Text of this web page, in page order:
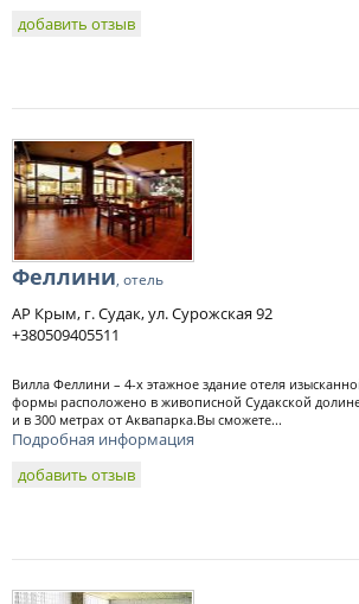
добавить отзыв
Феллини, отель
АР Крым, г. Судак, ул. Сурожская 92
+380509405511
Вилла Феллини – 4-х этажное здание отеля
формы расположено в живописной Судакской
и в 300 метрах от Аквапарка.Вы сможете...
Подробная информация
добавить отзыв